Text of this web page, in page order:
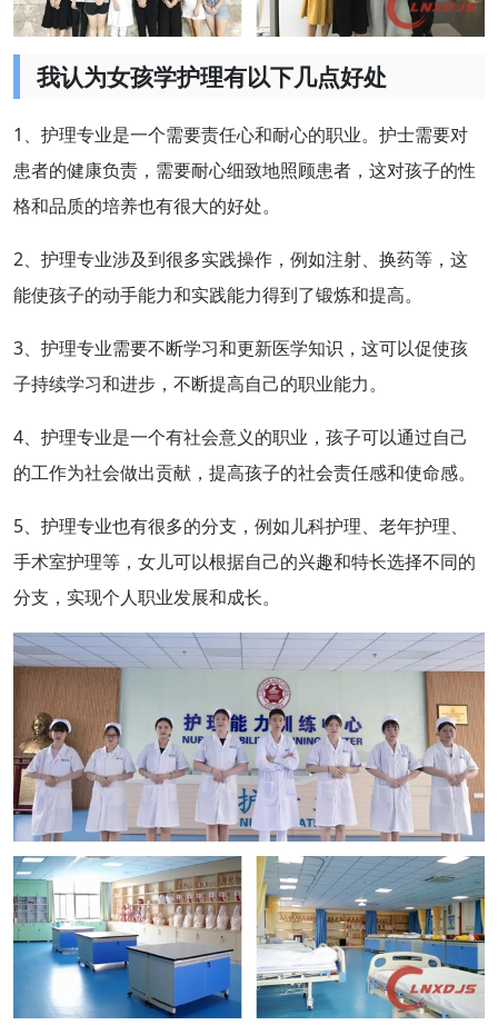
我认为女孩学护理有以下几点好处
1、护理专业是一个需要责任心和耐心的职业。护士需要对
患者的健康负责，需要耐心细致地照顾患者，这对孩子的性
格和品质的培养也有很大的好处。
2、护理专业涉及到很多实践操作，例如注射、换药等，这
能使孩子的动手能力和实践能力得到了锻炼和提高。
3、护理专业需要不断学习和更新医学知识，这可以促使孩
子持续学习和进步，不断提高自己的职业能力。
4、护理专业是一个有社会意义的职业，孩子可以通过自己
的工作为社会做出贡献，提高孩子的社会责任感和使命感。
5、护理专业也有很多的分支，例如儿科护理、老年护理、
手术室护理等，女儿可以根据自己的兴趣和特长选择不同的
分支，实现个人职业发展和成长。